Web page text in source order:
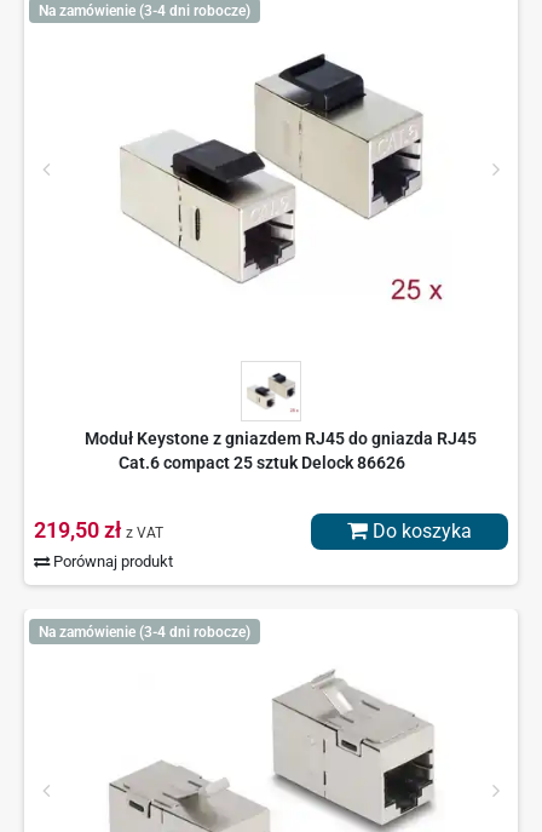
Na zamówienie (3-4 dni robocze)
Moduł Keystone z gniazdem RJ45 do gniazda RJ45
Cat.6 compact 25 sztuk Delock 86626
219,50 zł z VAT
Porównaj produkt
Do koszyka
Na zamówienie (3-4 dni robocze)